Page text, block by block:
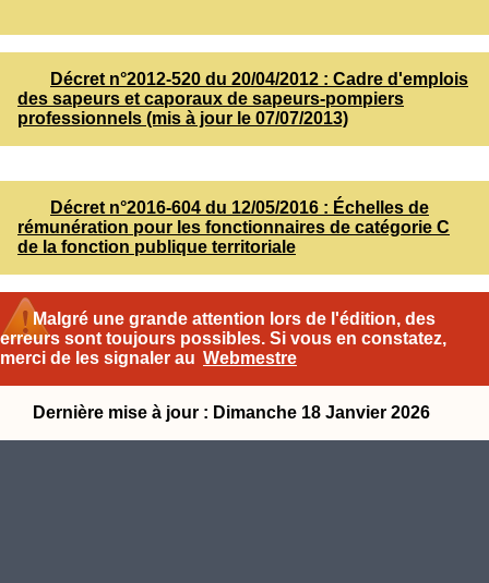
Décret n°2012-520 du 20/04/2012 : Cadre d'emplois
des sapeurs et caporaux de sapeurs-pompiers
professionnels (mis à jour le 07/07/2013)
Décret n°2016-604 du 12/05/2016 : Échelles de
rémunération pour les fonctionnaires de catégorie C
de la fonction publique territoriale
Malgré une grande attention lors de l'édition, des
erreurs sont toujours possibles. Si vous en constatez,
merci de les signaler au Webmestre
Dernière mise à jour : Dimanche 18 Janvier 2026